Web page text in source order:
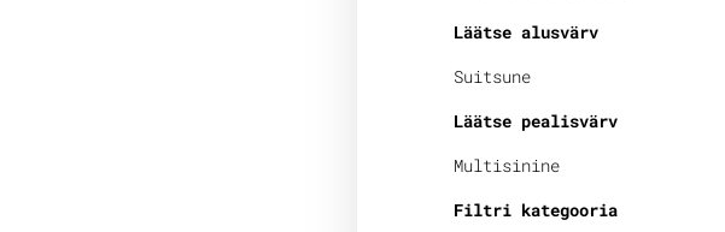
Läätse alusvärv
Suitsune
Läätse pealisvärv
Multisinine
Filtri kategooria